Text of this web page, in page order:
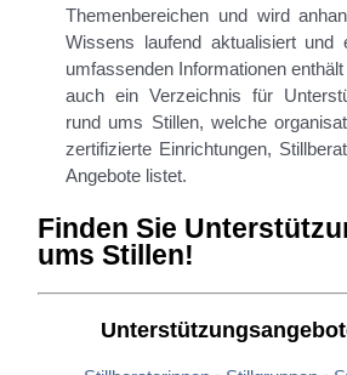
Themenbereichen und wird
Wissens laufend aktualisiert und
umfassenden Informationen
auch ein Verzeichnis für
rund ums Stillen, welche
zertifizierte Einrichtungen,
Angebote listet.
Finden Sie
ums Stillen!